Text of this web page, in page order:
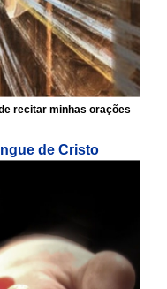
recitar minhas orações
de Cristo